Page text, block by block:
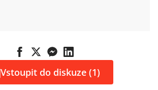
Vstoupit do diskuze (1)